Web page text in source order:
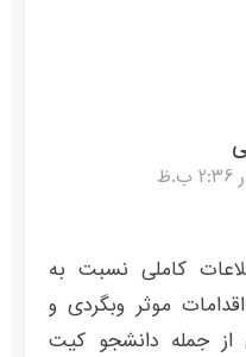
کاملی نسبت به
موثر وبگردی و
جمله دانشجو کیت